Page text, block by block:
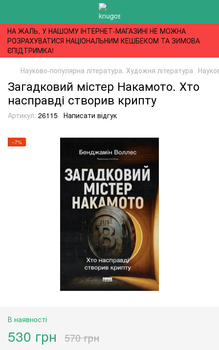
НА ЖАЛЬ, У НАШОМУ ІНТЕРНЕТ-МАГАЗИНІ НЕ МОЖНА
РОЗРАХУВАТИСЯ НАЦІОНАЛЬНИМ КЕШБЕКОМ ТА ЗИМОВА
ЄПІДТРИМКА!
Науково-популярна література. Художня література
Загадковий містер Накамото. Хто
насправді створив крипту
Артикул: 26115 Написати відгук
−7%
В наявності
530 грн 570 грн